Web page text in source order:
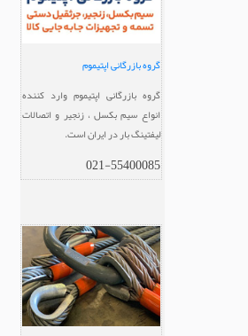
گروه بازرگانی اپتیموم
گروه بازرگانی اپتیموم وارد کننده
انواع سیم بکسل ، زنجیر و اتصالات
لیفتینگ بار در ایران است.
021-55400085